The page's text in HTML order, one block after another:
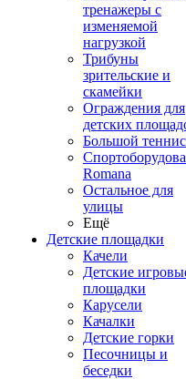
тренажеры с
изменяемой
нагрузкой
Трибуны
зрительские и
скамейки
Ограждения для
детских
Большой теннис
Romana
Остальное для
улицы
Ещё
Детские площадки
Качели
Детские
площадки
Карусели
Качалки
Детские горки
Песочницы и
беседки